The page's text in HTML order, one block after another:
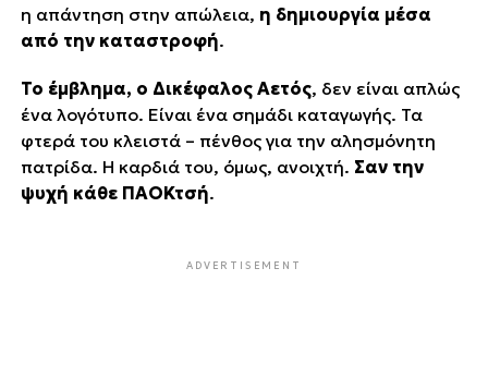
η απάντηση στην απώλεια, η δημιουργία μέσα
από την καταστροφή.
Το έμβλημα, ο Δικέφαλος Αετός, δεν είναι απλώς
ένα λογότυπο. Είναι ένα σημάδι καταγωγής. Τα
φτερά του κλειστά – πένθος για την αλησμόνητη
πατρίδα. Η καρδιά του, όμως, ανοιχτή. Σαν την
ψυχή κάθε ΠΑΟΚτσή.
ADVERTISEMENT